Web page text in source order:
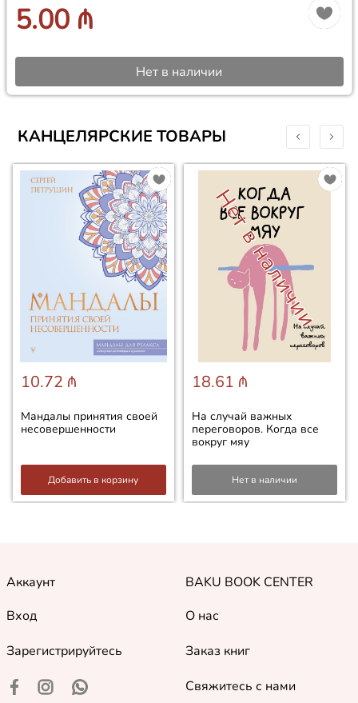
5.00 ₼
Нет в наличии
КАНЦЕЛЯРСКИЕ ТОВАРЫ
10.72 ₼
Мандалы принятия своей
несовершенности
Добавить в корзину
Нет в наличии
18.61 ₼
На случай важных
переговоров. Когда все
вокруг мяу
Нет в наличии
Аккаунт
Вход
Зарегистрируйтесь
BAKU BOOK CENTER
О нас
Заказ книг
Свяжитесь с нами